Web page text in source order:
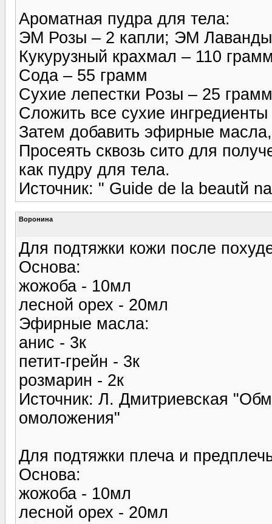
Ароматная пудра для тела:
ЭМ Розы – 2 капли; ЭМ
Кукурузный крахмал – 110
Сода – 55 грамм
Сухие лепестки Розы – 25
Сложить все сухие
Затем добавить эфирные
Просеять сквозь сито для
как пудру для тела.
Источник: " Guide de la beautй
Воронина
Для подтяжки кожи после
Основа:
жожоба - 10мл
лесной орех - 20мл
Эфирные масла:
анис - 3к
петит-грейн - 3к
розмарин - 2к
Источник: Л. Дмитриевская
омоложения"
Для подтяжки плеча и
Основа:
жожоба - 10мл
лесной орех - 20мл